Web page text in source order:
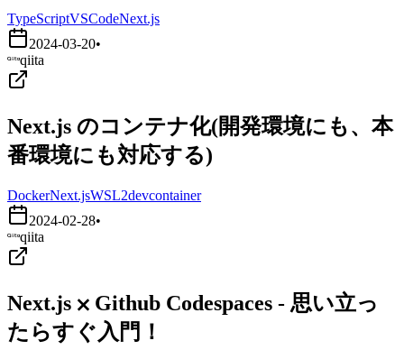
TypeScriptVSCodeNext.js
2024-03-20•
qiita
Next.js のコンテナ化(開発環境にも、本
番環境にも対応する)
DockerNext.jsWSL2devcontainer
2024-02-28•
qiita
Next.js ⨉ Github Codespaces - 思い立っ
たらすぐ入門！